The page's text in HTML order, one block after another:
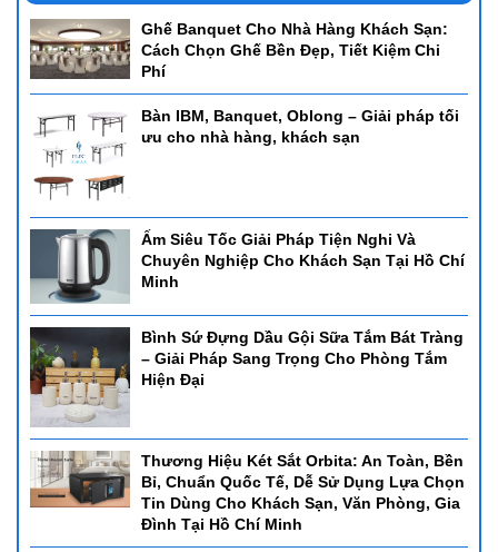
Ghế Banquet Cho Nhà Hàng Khách Sạn:
Cách Chọn Ghế Bền Đẹp, Tiết Kiệm Chi
Phí
Bàn IBM, Banquet, Oblong – Giải pháp tối
ưu cho nhà hàng, khách sạn
Ấm Siêu Tốc Giải Pháp Tiện Nghi Và
Chuyên Nghiệp Cho Khách Sạn Tại Hồ Chí
Minh
Bình Sứ Đựng Dầu Gội Sữa Tắm Bát Tràng
– Giải Pháp Sang Trọng Cho Phòng Tắm
Hiện Đại
Thương Hiệu Két Sắt Orbita: An Toàn, Bền
Bỉ, Chuẩn Quốc Tế, Dễ Sử Dụng Lựa Chọn
Tin Dùng Cho Khách Sạn, Văn Phòng, Gia
Đình Tại Hồ Chí Minh